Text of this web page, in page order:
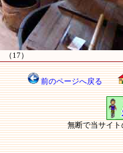
（17）
前のページへ戻る
無断で当サイ